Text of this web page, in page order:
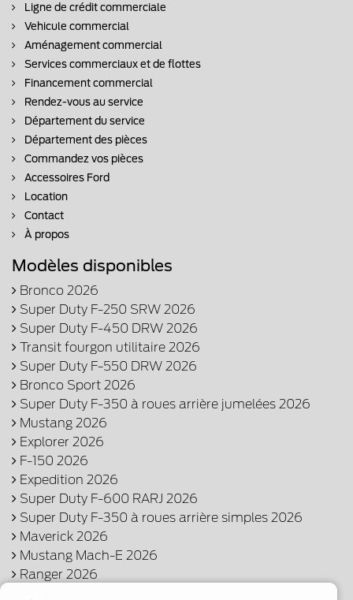
Ligne de crédit commerciale
Vehicule commercial
Aménagement commercial
Services commerciaux et de flottes
Financement commercial
Rendez-vous au service
Département du service
Département des pièces
Commandez vos pièces
Accessoires Ford
Location
Contact
À propos
Modèles disponibles
Bronco 2026
Super Duty F-250 SRW 2026
Super Duty F-450 DRW 2026
Transit fourgon utilitaire 2026
Super Duty F-550 DRW 2026
Bronco Sport 2026
Super Duty F-350 à roues arrière jumelées 2026
Mustang 2026
Explorer 2026
F-150 2026
Expedition 2026
Super Duty F-600 RARJ 2026
Super Duty F-350 à roues arrière simples 2026
Maverick 2026
Mustang Mach-E 2026
Ranger 2026